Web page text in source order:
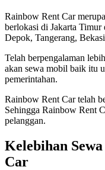
Rainbow Rent Car
berlokasi di Jakarta Timur
Depok, Tangerang,
Telah berpengalaman
akan sewa mobil baik itu
pemerintahan.
Rainbow Rent Car telah
Sehingga Rainbow Rent
pelanggan.
Kelebihan
Car